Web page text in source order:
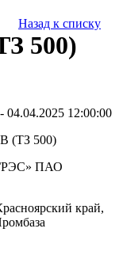
Назад к списку
500)
04.04.2025 12:00:00
(ТЗ 500)
ГРЭС» ПАО
край,